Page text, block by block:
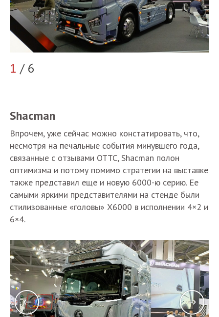
1 / 6
Shacman
Впрочем, уже сейчас можно констатировать, что,
несмотря на печальные события минувшего года,
связанные с отзывами ОТТС, Shacman полон
оптимизма и потому помимо стратегии на выставке
также представил еще и новую 6000-ю серию. Ее
самыми яркими представителями на стенде были
стилизованные «головы» X6000 в исполнении 4×2 и
6×4.